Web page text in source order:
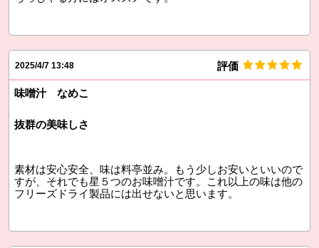
2025/4/7 13:48 評価
味噌汁 なめこ
抜群の美味しさ
素材は安心安全、味は料亭並み。もう少しお安いといいので
すが、それでも星５つのお味噌汁です。これ以上の味は他の
フリーズドライ製品には出せないと思います。